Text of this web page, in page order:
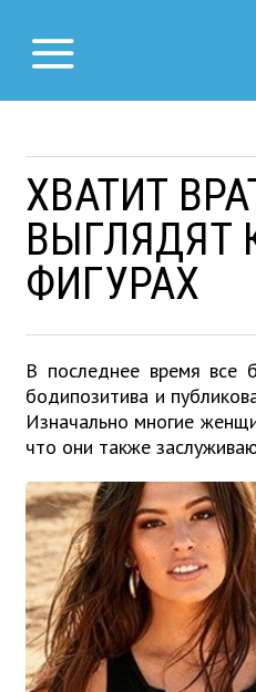
ХВАТИТ
ВЫГЛЯДЯТ
ФИГУРАХ
В последнее время все
бодипозитива и
Изначально многие
что они также